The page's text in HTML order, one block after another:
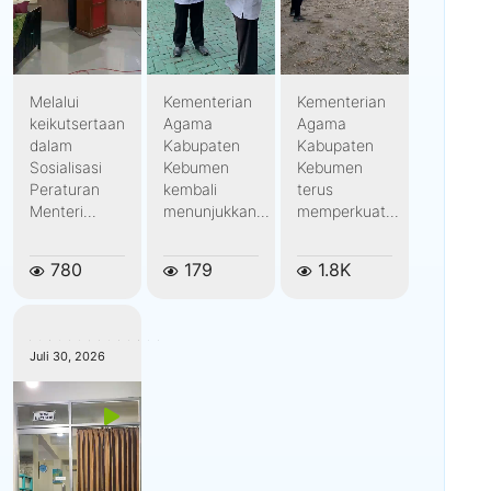
Melalui
keikutsertaan
dalam
Sosialisasi
Peraturan
Menteri...
780
Kementerian
Agama
Kabupaten
Kebumen
kembali
menunjukkan...
179
Kementerian
Agama
Kabupaten
Kebumen
terus
memperkuat...
1.8K
Juli 30, 2026